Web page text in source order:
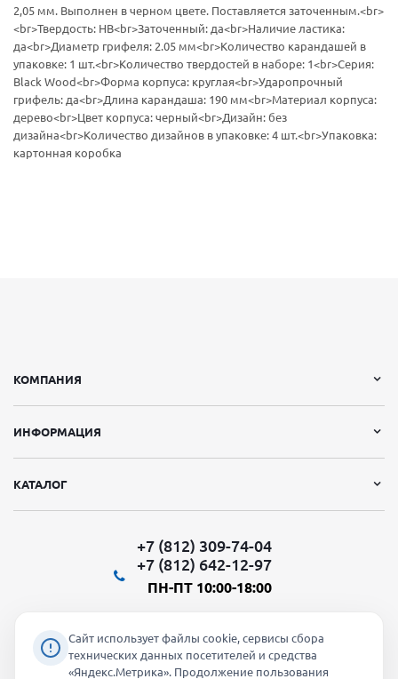
2,05 мм. Выполнен в черном цвете. Поставляется заточенным.<br>
<br>Твердость: HB<br>Заточенный: да<br>Наличие ластика:
да<br>Диаметр грифеля: 2.05 мм<br>Количество карандашей в
упаковке: 1 шт.<br>Количество твердостей в наборе: 1<br>Серия:
Black Wood<br>Форма корпуса: круглая<br>Ударопрочный
грифель: да<br>Длина карандаша: 190 мм<br>Материал корпуса:
дерево<br>Цвет корпуса: черный<br>Дизайн: без
дизайна<br>Количество дизайнов в упаковке: 4 шт.<br>Упаковка:
картонная коробка
КОМПАНИЯ
ИНФОРМАЦИЯ
КАТАЛОГ
+7 (812) 309-74-04
+7 (812) 642-12-97
ПН-ПТ 10:00-18:00
Сайт использует файлы cookie, сервисы сбора
технических данных посетителей и средства
«Яндекс.Метрика». Продолжение пользования